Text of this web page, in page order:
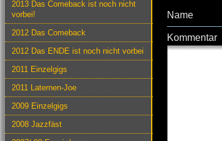
2013 Das Comeback ist noch nicht
vorbei!
2012 Das Comeback
2012 Das ENDE ist noch nicht vorbei
2011 Einzelgigs
2011 Laternen-Joe
2009 Einzelgigs
2008 Jazzfäst
Name
Kommentar